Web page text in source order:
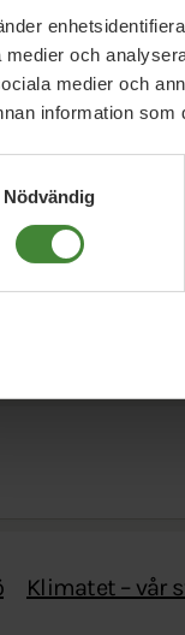
medier och
medier och
information
Nödvändig
på
Klimatet – vår